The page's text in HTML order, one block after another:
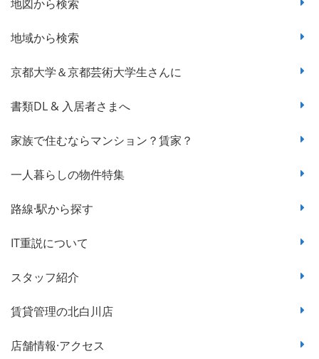
地図から検索
地域から検索
京都大学＆京都芸術大学生さんに
書類DL & 入居者さまへ
家族で住むならマンション？賃家？
一人暮らしの物件特集
路線·駅から探す
IT重説について
スタッフ紹介
賃貸管理の北白川店
店舗情報·アクセス